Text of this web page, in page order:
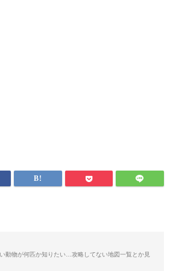
動物が何匹か知りたい…攻略してない地図一覧とか見